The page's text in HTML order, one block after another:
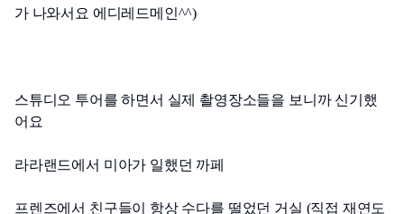
가 나와서요 에디레드메인^^)
스튜디오 투어를 하면서 실제 촬영장소들을 보니까 신기했
어요
라라랜드에서 미아가 일했던 까페
프렌즈에서 친구들이 항상 수다를 떨었던 거실 (직접 재연도